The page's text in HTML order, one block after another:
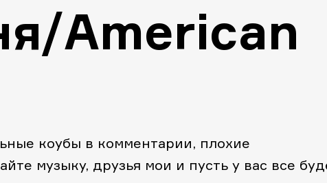
American
коубы в комментарии, плохие
музыку, друзья мои и пусть у вас все